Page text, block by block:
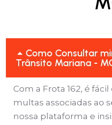
Como Consultar
Trânsito Mariana -
Com a Frota 162, é
multas associadas ao
nossa plataforma e